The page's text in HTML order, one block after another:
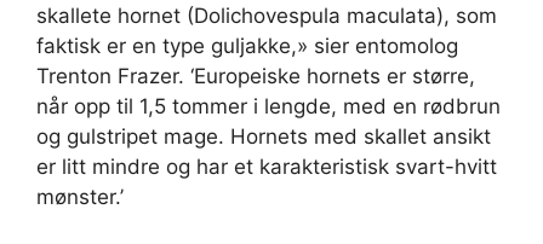
skallete hornet (Dolichovespula maculata), som
faktisk er en type guljakke,» sier entomolog
Trenton Frazer. ‘Europeiske hornets er større,
når opp til 1,5 tommer i lengde, med en rødbrun
og gulstripet mage. Hornets med skallet ansikt
er litt mindre og har et karakteristisk svart-hvitt
mønster.’